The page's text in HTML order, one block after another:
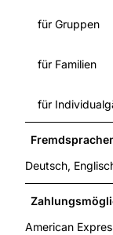
für Gruppen
für Familien
für
Deutsch,
American